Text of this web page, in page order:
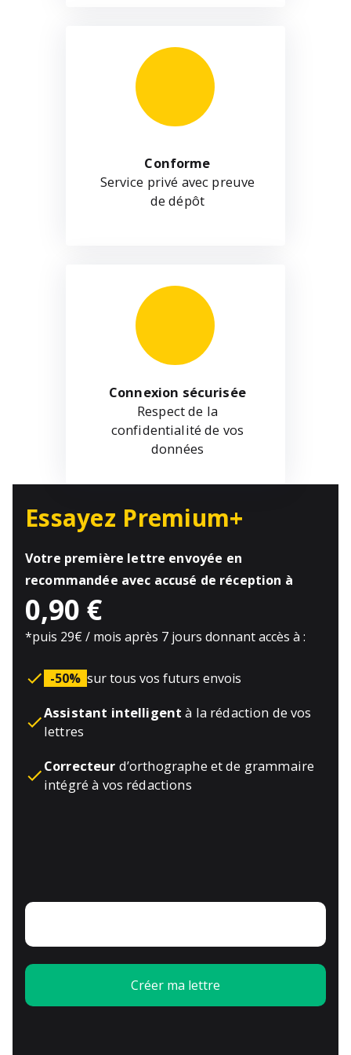
Conforme
Service privé avec preuve
de dépôt
Connexion sécurisée
Respect de la
confidentialité de vos
données
Essayez Premium+
Votre première lettre envoyée en
recommandée avec accusé de réception à
0,90 €
*puis 29€ / mois après 7 jours donnant accès à :
-50% sur tous vos futurs envois
Assistant intelligentà la rédaction de vos
lettres
Correcteur d’orthographe et de grammaire
intégré à vos rédactions
Créer ma lettre